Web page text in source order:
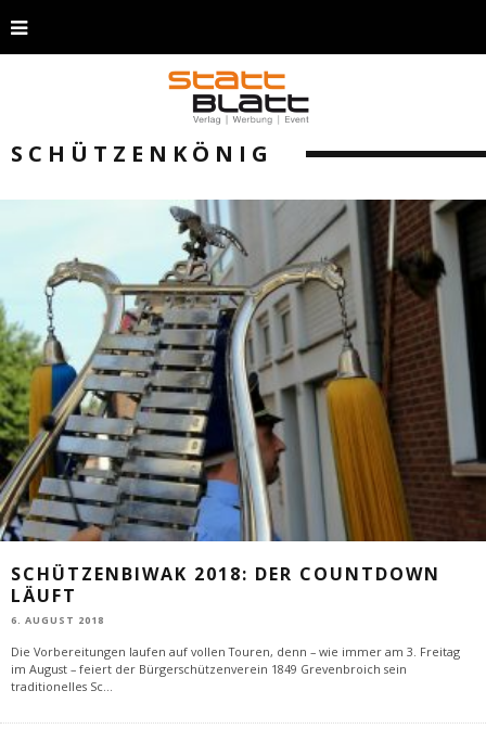
SCHÜTZENKÖNIG
SCHÜTZENBIWAK 2018: DER COUNTDOWN
LÄUFT
6. AUGUST 2018
Die Vorbereitungen laufen auf vollen Touren, denn – wie immer am 3. Freitag
im August – feiert der Bürgerschützenverein 1849 Grevenbroich sein
traditionelles Sc...